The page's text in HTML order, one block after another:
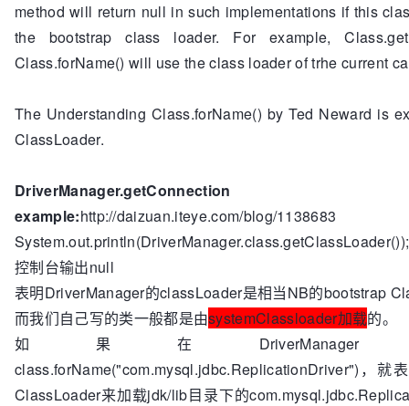
method will return null in such implementations if this
the bootstrap class loader. For example,
Class.forName() will use the class loader of trhe current
The Understanding Class.forName() by Ted Neward is
ClassLoader.
example:http://daizuan.iteye.com/blog/1138683
控制台输出null
表明DriverManager的classLoader是相当NB的bootstrap
而我们自己写的类一般都是由systemClassloader加载的。
如果在
class.forName("com.mysql.jdbc.ReplicationDriver")，就
ClassLoader来加载jdk/lib目录下的